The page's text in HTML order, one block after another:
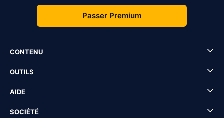
Passer Premium
CONTENU
OUTILS
AIDE
SOCIÉTÉ